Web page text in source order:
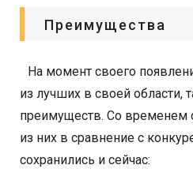
Преимущества
На момент своего
из лучших в своей области,
преимуществ. Со временем
из них в сравнение с
сохранились и сейчас: